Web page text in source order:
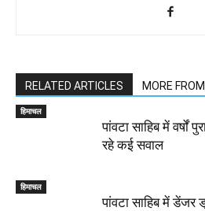
RELATED ARTICLES MORE
हिमाचल
पांवटा साहिब में वर्षों
रहे कई सवाल
हिमाचल
पांवटा साहिब में डेंजर